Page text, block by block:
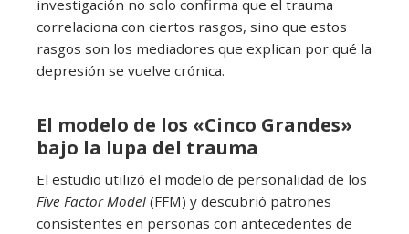
investigación no solo confirma que el trauma
correlaciona con ciertos rasgos, sino que estos
rasgos son los mediadores que explican por qué la
depresión se vuelve crónica.
El modelo de los «Cinco Grandes»
bajo la lupa del trauma
El estudio utilizó el modelo de personalidad de los
Five Factor Model (FFM) y descubrió patrones
consistentes en personas con antecedentes de